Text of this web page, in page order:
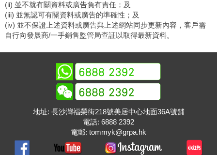
(ii) 並不就有關資料或廣告負有責任；及
(iii) 並無認可有關資料或廣告的準確性；及
(iv) 並不保證上述資料或廣告與上述網站同步更新內容，客戶需
自行向發展商/一手銷售監管局查証以取得最新資料。
地址: 長沙灣福榮街218號美居中心地面36A號舖
電話: 6888 2392
電郵: tommyk@grpa.hk